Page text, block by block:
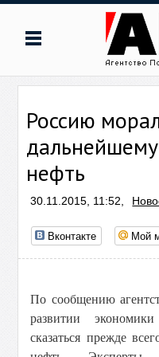
Россию
нефть
30.11.2015, 11:52,
Вконтакте Мой
По сообщению
развитии
сказаться прежде